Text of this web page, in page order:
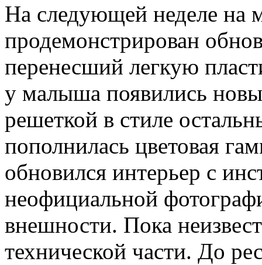
На следующей неделе на
продемонстрирован
перенесший легкую
у малыша появились
решеткой в стиле
пополнилась цветовая
обновился интерьер с
неофициальной
внешности. Пока
технической части. До